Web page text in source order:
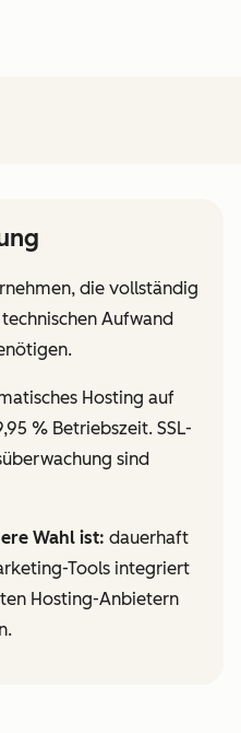
die vollständig
Aufwand
Hosting auf
% Betriebszeit. SSL-
sind
Wahl ist: dauerhaft
Tools integriert
Hosting-Anbietern